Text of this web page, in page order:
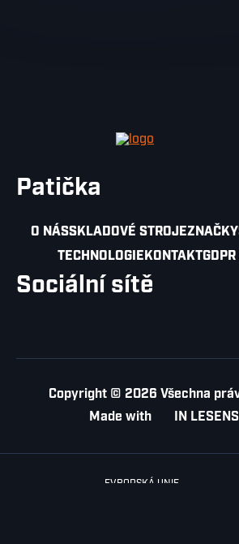
Patička
O NÁSSKLADOVÉ STROJEZNAČKY
TECHNOLOGIEKONTAKT
Sociální sítě
Copyright © 2026 Všechna
Made with
IN
EVROPSKÁ UNIE